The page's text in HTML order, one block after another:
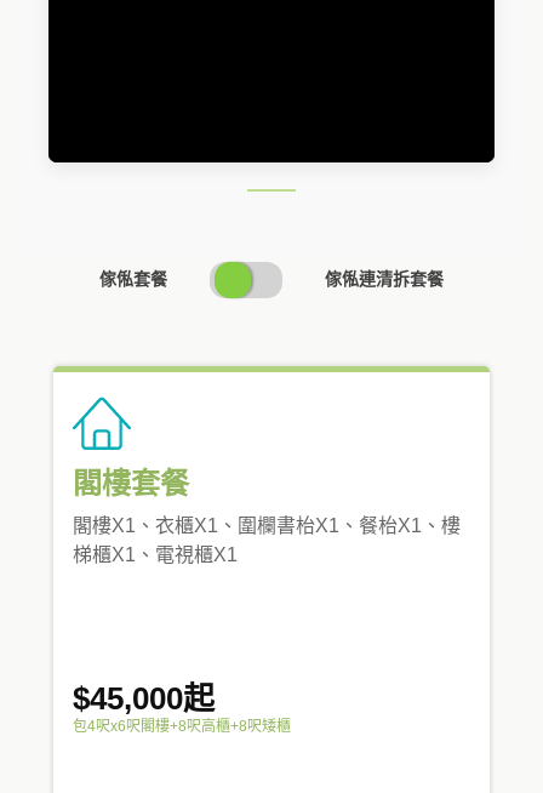
傢俬套餐
SWITCH
PRICING
傢俬連清拆套餐
閣樓套餐
閣樓X1、衣櫃X1、圍欄書枱X1、餐枱X1、樓
梯櫃X1、電視櫃X1
$45,000起
包4呎x6呎閣樓+8呎高櫃+8呎矮櫃